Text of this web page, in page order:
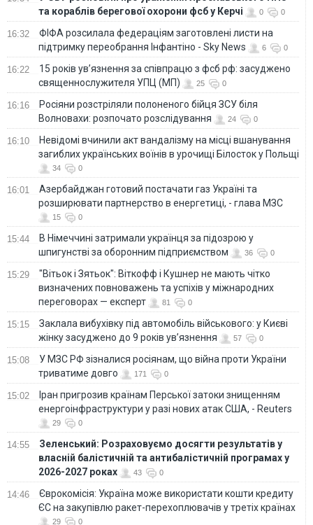
та кораблів берегової охорони фсб у Керчі
0 0
16:32
ФІФА розсилала федераціям заготовлені листи на
підтримку переобрання Інфантіно - Sky News
6 0
16:22
15 років ув’язнення за співпрацю з фсб рф: засуджено
священнослужителя УПЦ (МП)
25 0
16:16
Росіяни розстріляли полоненого бійця ЗСУ біля
Волновахи: розпочато розслідування
24 0
16:10
Невідомі вчинили акт вандалізму на місці вшанування
загиблих українських воїнів в урочищі Білосток у Польщі
34 0
16:01
Азербайджан готовий постачати газ Україні та
розширювати партнерство в енергетиці, - глава МЗС
15 0
15:44
В Німеччині затримали українця за підозрою у
шпигунстві за оборонним підприємством
36 0
15:29
"Вітьок і Зятьок": Віткофф і Кушнер не мають чітко
визначених повноважень та успіхів у міжнародних
переговорах — експерт
81 0
15:15
Заклала вибухівку під автомобіль військового: у Києві
жінку засуджено до 9 років ув’язнення
57 0
15:08
У МЗС РФ зізналися росіянам, що війна проти України
триватиме довго
171 0
15:02
Іран пригрозив країнам Перської затоки знищенням
енергоінфраструктури у разі нових атак США, - Reuters
29 0
14:55
Зеленський: Розраховуємо досягти результатів у
власній балістичній та антибалістичній програмах у
2026-2027 роках
43 0
14:46
Єврокомісія: Україна може використати кошти кредиту
ЄС на закупівлю ракет-перехоплювачів у третіх країнах
29 0